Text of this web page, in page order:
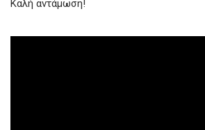
Καλή αντάμωση!